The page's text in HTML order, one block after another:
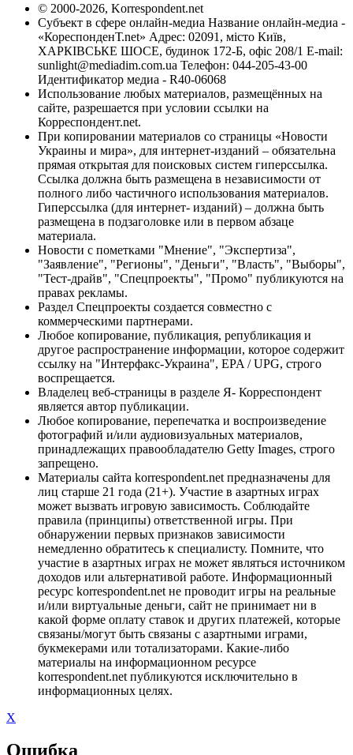
© 2000-2026, Korrespondent.net
Субъект в сфере онлайн-медиа Название онлайн-медиа -
«КореспонденТ.net» Адрес: 02091, місто Київ,
ХАРКІВСЬКЕ ШОСЕ, будинок 172-Б, офіс 208/1 E-mail:
sunlight@mediadim.com.ua Телефон: 044-205-43-00
Идентификатор медиа - R40-06068
Использование любых материалов, размещённых на
сайте, разрешается при условии ссылки на
Корреспондент.net.
При копировании материалов со страницы «Новости
Украины и мира», для интернет-изданий – обязательна
прямая открытая для поисковых систем гиперссылка.
Ссылка должна быть размещена в независимости от
полного либо частичного использования материалов.
Гиперссылка (для интернет- изданий) – должна быть
размещена в подзаголовке или в первом абзаце
материала.
Новости с пометками "Мнение", "Экспертиза",
"Заявление", "Регионы", "Деньги", "Власть", "Выборы",
"Тест-драйв", "Спецпроекты", "Промо" публикуются на
правах рекламы.
Раздел Спецпроекты создается совместно с
коммерческими партнерами.
Любое копирование, публикация, републикация и
другое распространение информации, которое содержит
ссылку на "Интерфакс-Украина", EPA / UPG, строго
воспрещается.
Владелец веб-страницы в разделе Я- Корреспондент
является автор публикации.
Любое копирование, перепечатка и воспроизведение
фотографий и/или аудиовизуальных материалов,
принадлежащих правообладателю Getty Images, строго
запрещено.
Материалы сайта korrespondent.net предназначены для
лиц старше 21 года (21+). Участие в азартных играх
может вызвать игровую зависимость. Соблюдайте
правила (принципы) ответственной игры. При
обнаружении первых признаков зависимости
немедленно обратитесь к специалисту. Помните, что
участие в азартных играх не может являться источником
доходов или альтернативой работе. Информационный
ресурс korrespondent.net не проводит игры на реальные
и/или виртуальные деньги, сайт не принимает ни в
какой форме оплату ставок и других платежей, которые
связаны/могут быть связаны с азартными играми,
букмекерами или тотализаторами. Какие-либо
материалы на информационном ресурсе
korrespondent.net публикуются исключительно в
информационных целях.
X
Ошибка